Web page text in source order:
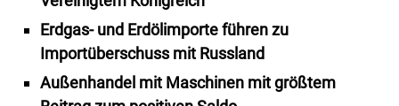
Erdgas- und Erdölimporte führen zu
Importüberschuss mit Russland
Außenhandel mit Maschinen mit größtem